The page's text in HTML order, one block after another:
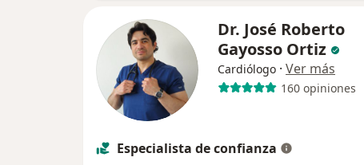
Dr. José Roberto
Gayosso Ortiz
Cardiólogo · Ver más
160 opiniones
Especialista de confianza